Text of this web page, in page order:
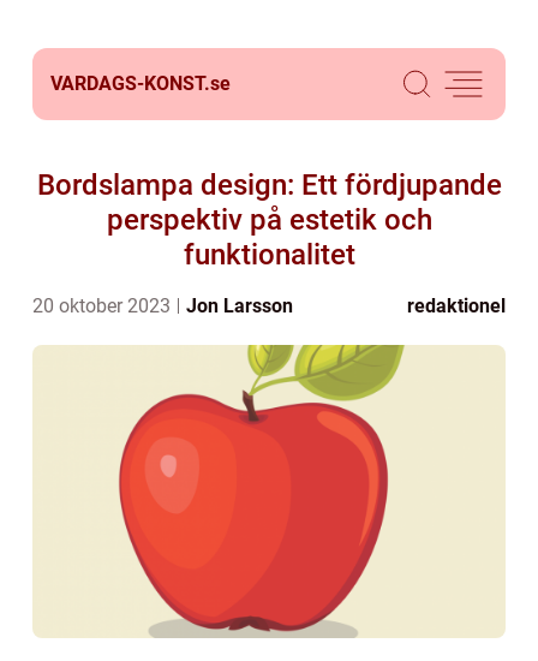
VARDAGS-KONST.se
Bordslampa design: Ett fördjupande
perspektiv på estetik och
funktionalitet
20 oktober 2023 Jon Larsson redaktionel